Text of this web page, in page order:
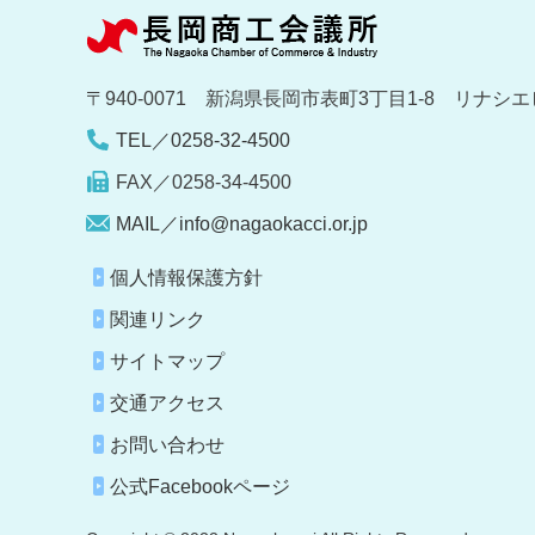
〒940-0071 新潟県長岡市表町3丁目1-8 リナシエ
TEL／0258-32-4500
FAX／0258-34-4500
MAIL／info@nagaokacci.or.jp
個人情報保護方針
関連リンク
サイトマップ
交通アクセス
お問い合わせ
公式Facebookページ